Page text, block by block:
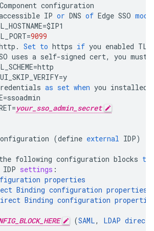
Component configuration
IP or DNS of Edge SSO
=$IP1
=9099
. Set to https if you enabled TLS
uses a self-signed cert, you must
=http
=y
as set when you installed
=ssoadmin
=your_sso_admin_secret
(define external IDP)
the following configuration blocks to
IDP settings :
properties
Binding configuration properties
Binding configuration
(SAML, LDAP direct